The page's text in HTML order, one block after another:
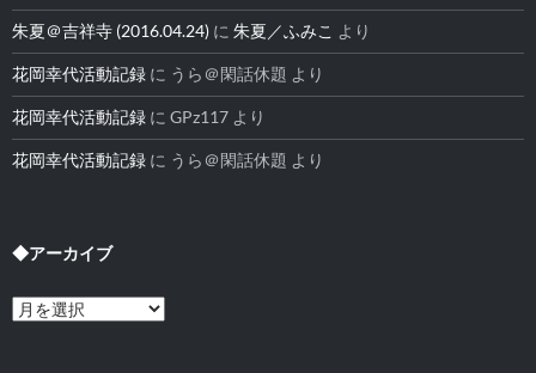
朱夏＠吉祥寺 (2016.04.24) に 朱夏／ふみこ より
花岡幸代活動記録 に うら＠閑話休題 より
花岡幸代活動記録 に GPz117 より
花岡幸代活動記録 に うら＠閑話休題 より
◆アーカイブ
◆
ア